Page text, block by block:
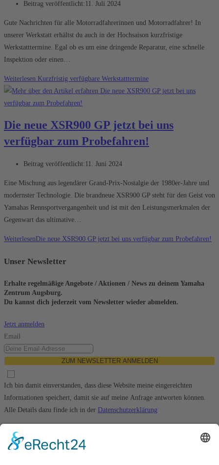
Beitrag veröffentlicht:11. Juli 2024
Gute Nachrichten für alle Motorradfahrerinnen und Motorradfahrer! In
unserer Werkstatt erhältst du auch in der Hochsaison kurzfristige
Werkstatttermine. Egal ob es um eine dringende Reparatur, eine schnelle
Inspektion oder einen…
Weiterlesen Kurzfristig verfügbare Werkstatttermine
Die neue XSR900 GP jetzt bei uns
verfügbar zum Probefahren!
Beitrag veröffentlicht:11. Juni 2024
Eine Mischung aus legendärer Grand-Prix-Nostalgie der 1980er-Jahre und
modernster Technologie. Die brandneue XSR900 GP steht für den Geist von
Yamahas Rennsportvergangenheit und ist mit den Leistungsmerkmalen der
Gegenwart das ultimative…
Weiterlesen Die neue XSR900 GP jetzt bei uns verfügbar zum Probefahren!
Unser Newsletter
Erhalte regelmäßige Angebote / Aktionen / News zu deinem Yamaha
Zentrum Augsburg.
Du kannst dich jederzeit vom Newsletter wieder abmelden.
Jetzt anmelden
Email
ZUM NEWSLETTER ANMELDEN
Ich bin damit einverstanden, dass diese Website meine eingereichten
Informationen speichert, damit sie auf meine Anfrage antworten können.
Alle Details dazu finde ich in der Datenschutzerklärung
© 2026 Motorrad Wuschek GmbH